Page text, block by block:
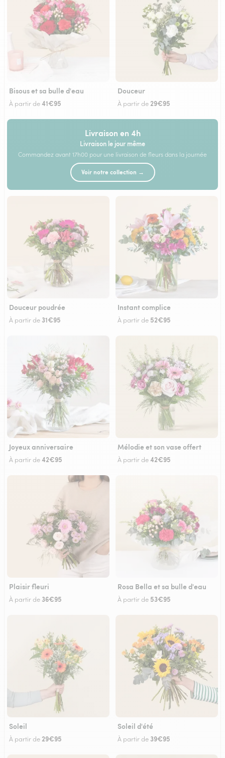
Bisous et sa bulle d'eau
À partir de41€95
Douceur
À partir de 29€95
Livraison en 4h
Livraison le jour même
Commandez avant 17h00 pour une livraison de fleurs dans la journée
Voir notre collection →
Douceur poudrée
À partir de 31€95
Instant complice
À partir de 52€95
Joyeux anniversaire
À partir de42€95
Mélodie et son vase offert
À partir de42€95
Plaisir fleuri
À partir de 36€95
Rosa Bella et sa bulle d'eau
À partir de 53€95
Soleil
À partir de29€95
Soleil d'été
À partir de 39€95